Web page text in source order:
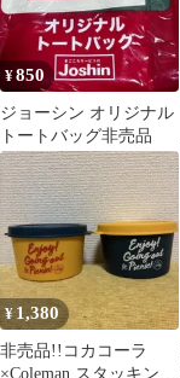
¥850
ジョーシン オリジナル
トートバッグ非売品
¥ 1,380
非売品!!コカコーラ
×Coleman スタッキング